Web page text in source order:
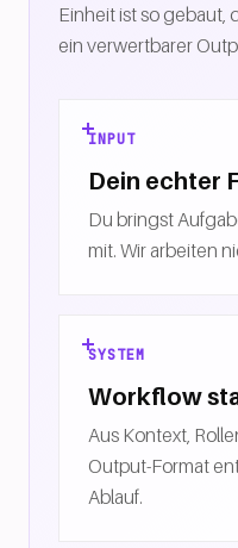
Einheit ist so gebaut,
ein verwertbarer
INPUT
Dein echter
Du bringst
mit. Wir arbeiten
SYSTEM
Workflow
Aus Kontext,
Output-Format
Ablauf.